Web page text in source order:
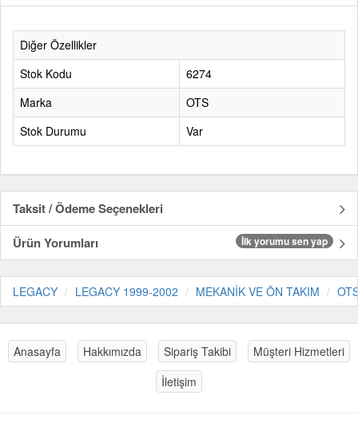
Diğer Özellikler
Stok Kodu
6274
Marka
OTS
Stok Durumu
Var
Taksit / Ödeme Seçenekleri
Ürün Yorumları
İlk yorumu sen yap
LEGACY LEGACY 1999-2002 MEKANİK VE ÖN TAKIM
Anasayfa Hakkımızda Sipariş Takibi
Müşteri Hizmetleri
İletişim